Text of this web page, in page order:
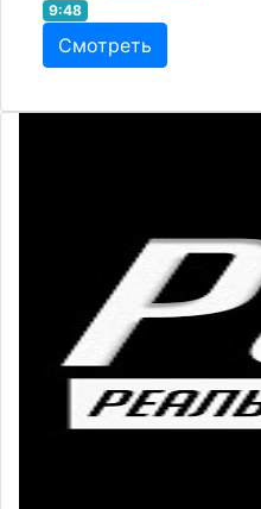
9:48
Смотреть